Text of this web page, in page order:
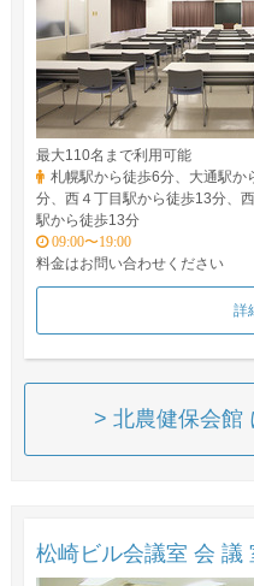
最大110名まで利用可能
札幌駅から徒歩6分、大通駅か
分、西４丁目駅から徒歩13分、
駅から徒歩13分
09:00〜19:00
料金はお問い合わせください
詳
> 北農健保会館
松崎ビル会議室 会 議